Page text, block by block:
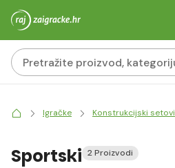
Igračke Konstrukcijski setovi
Sportski 2 Proizvodi